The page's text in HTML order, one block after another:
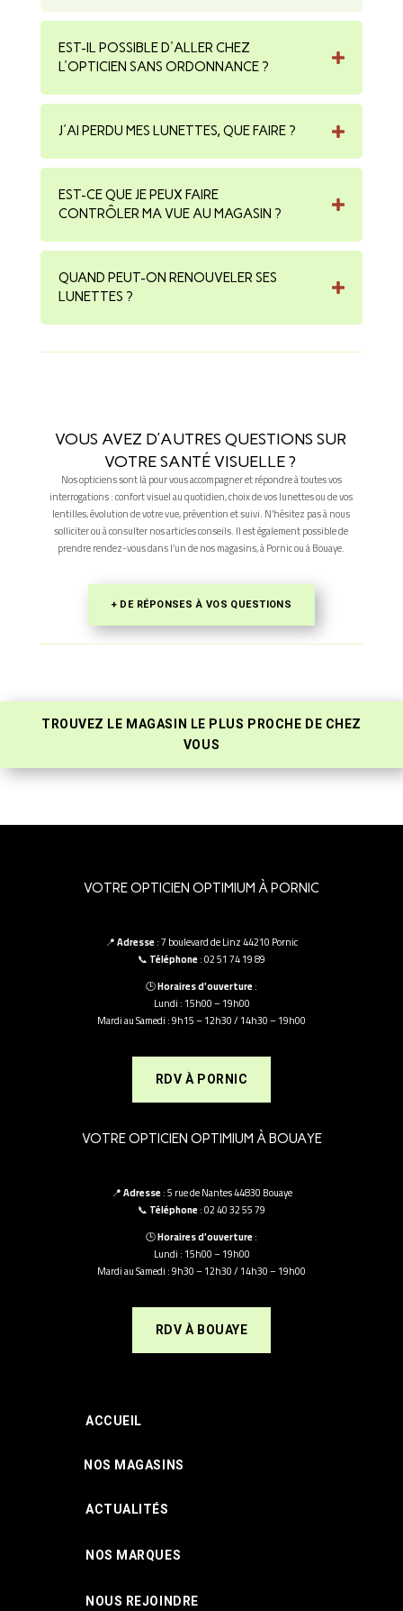
EST-IL POSSIBLE D'ALLER CHEZ
L'OPTICIEN SANS ORDONNANCE ?
J'AI PERDU MES LUNETTES, QUE FAIRE ?
EST-CE QUE JE PEUX FAIRE
CONTRÔLER MA VUE AU MAGASIN ?
QUAND PEUT-ON RENOUVELER SES
LUNETTES ?
VOUS AVEZ D’AUTRES QUESTIONS SUR
VOTRE SANTÉ VISUELLE ?
Nos opticiens sont là pour vous accompagner et répondre à toutes vos
interrogations : confort visuel au quotidien, choix de vos lunettes ou de vos
lentilles, évolution de votre vue, prévention et suivi. N’hésitez pas à nous
solliciter ou à consulter nos articles conseils. Il est également possible de
prendre rendez-vous dans l’un de nos magasins, à Pornic ou à Bouaye.
+ DE RÉPONSES À VOS QUESTIONS
TROUVEZ LE MAGASIN LE PLUS PROCHE DE CHEZ
VOUS
VOTRE OPTICIEN OPTIMIUM À PORNIC
📍Adresse: 7 boulevard de Linz 44210 Pornic
📞 Téléphone: 02 51 74 19 89
🕒Horaires d’ouverture:
Lundi : 15h00 – 19h00
Mardi au Samedi : 9h15 – 12h30 / 14h30 – 19h00
RDV À PORNIC
VOTRE OPTICIEN OPTIMIUM À BOUAYE
📍Adresse: 5 rue de Nantes 44830 Bouaye
📞 Téléphone: 02 40 32 55 79
🕒Horaires d’ouverture:
Lundi : 15h00 – 19h00
Mardi au Samedi : 9h30 – 12h30 / 14h30 – 19h00
RDV À BOUAYE
ACCUEIL
NOS MAGASINS
ACTUALITÉS
NOS MARQUES
NOUS REJOINDRE